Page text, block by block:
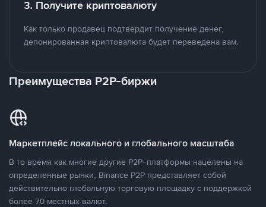
3. Получите криптовалюту
Как только продавец подтвердит получение денег,
депонированная криптовалюта будет переведена вам.
Преимущества P2P-биржи
Маркетплейс локального и глобального масштаба
В то время как многие другие P2P-платформы нацелены на
определенные рынки, Binance P2P представляет собой
действительно глобальную торговую площадку с поддержкой
более 70 местных валют.